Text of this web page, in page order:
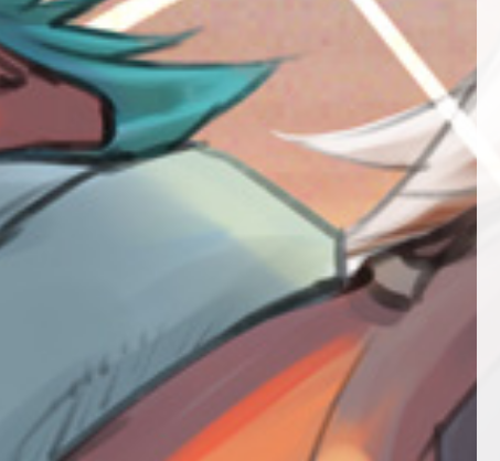
第10話
第12話
第14話
第15話
第16話
第17話
第18話
第19話
第33話
第34話
第35話
第36話
第37話
第38話
第39話
第40話
第51話
第53話
第54話
第55話
第61話
第63話
第65話
第66話
第67話
第68話 NEW
第69話